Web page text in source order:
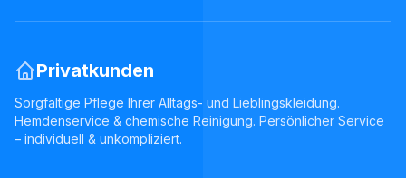
Privatkunden
Sorgfältige Pflege Ihrer Alltags- und Lieblingskleidung.
Hemdenservice & chemische Reinigung. Persönlicher Service
– individuell & unkompliziert.